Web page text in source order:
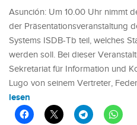
Asunción: Um 10.00 Uhr nimmt
der Präsentationsveranstaltung
Systems ISDB-Tb teil, welches
werden soll. Bei dieser
Sekretariat für Information und
Lugo von seinem Vertreter,
lesen